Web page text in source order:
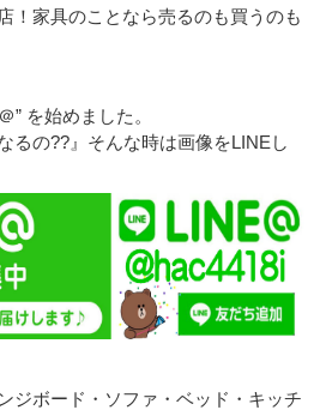
！家具のことなら売るのも買うのも
” を始めました。
るの??』そんな時は画像をLINEし
ジボード・ソファ・ベッド・キッチ